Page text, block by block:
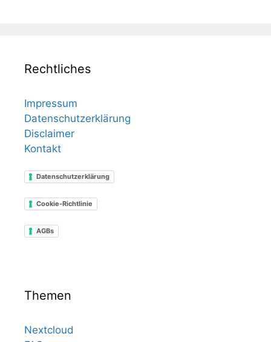
Rechtliches
Impressum
Datenschutzerklärung
Disclaimer
Kontakt
Datenschutzerklärung
Cookie-Richtlinie
AGBs
Themen
Nextcloud